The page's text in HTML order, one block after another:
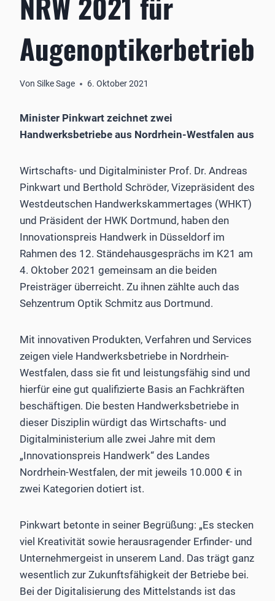
Augenoptikerbetrieb
Von Silke Sage 6. Oktober 2021
Minister Pinkwart zeichnet zwei
Handwerksbetriebe aus Nordrhein-Westfalen aus
Wirtschafts- und Digitalminister Prof. Dr. Andreas
Pinkwart und Berthold Schröder, Vizepräsident des
Westdeutschen Handwerkskammertages (WHKT)
und Präsident der HWK Dortmund, haben den
Innovationspreis Handwerk in Düsseldorf im
Rahmen des 12. Ständehausgesprächs im K21 am
4. Oktober 2021 gemeinsam an die beiden
Preisträger überreicht. Zu ihnen zählte auch das
Sehzentrum Optik Schmitz aus Dortmund.
Mit innovativen Produkten, Verfahren und Services
zeigen viele Handwerksbetriebe in Nordrhein-
Westfalen, dass sie fit und leistungsfähig sind und
hierfür eine gut qualifizierte Basis an Fachkräften
beschäftigen. Die besten Handwerksbetriebe in
dieser Disziplin würdigt das Wirtschafts- und
Digitalministerium alle zwei Jahre mit dem
„Innovationspreis Handwerk“ des Landes
Nordrhein-Westfalen, der mit jeweils 10.000 € in
zwei Kategorien dotiert ist.
Pinkwart betonte in seiner Begrüßung: „Es stecken
viel Kreativität sowie herausragender Erfinder- und
Unternehmergeist in unserem Land. Das trägt ganz
wesentlich zur Zukunftsfähigkeit der Betriebe bei.
Bei der Digitalisierung des Mittelstands ist das